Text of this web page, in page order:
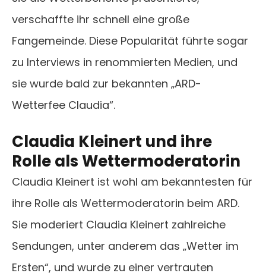
verschaffte ihr schnell eine große
Fangemeinde. Diese Popularität führte sogar
zu Interviews in renommierten Medien, und
sie wurde bald zur bekannten „ARD-
Wetterfee Claudia“.
Claudia Kleinert und ihre
Rolle als Wettermoderatorin
Claudia Kleinert ist wohl am bekanntesten für
ihre Rolle als Wettermoderatorin beim ARD.
Sie moderiert Claudia Kleinert zahlreiche
Sendungen, unter anderem das „Wetter im
Ersten“, und wurde zu einer vertrauten